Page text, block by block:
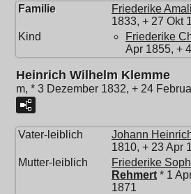
Familie Friederike
1833, + 27 Okt
Kind
Friederike
Apr 1855, +
Heinrich Wilhelm Klemme
m, * 3 Dezember 1832, + 24
Vater-leiblich Johann
1810, + 23 Apr
Mutter-leiblich
Friederike
Rehmert * 1
1871